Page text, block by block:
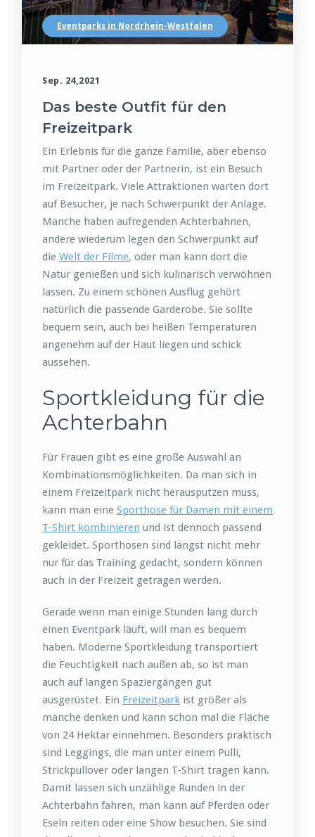
Eventparks in Nordrhein-Westfalen
Sep. 24,2021
Das beste Outfit für den
Freizeitpark
Ein Erlebnis für die ganze Familie, aber ebenso
mit Partner oder der Partnerin, ist ein Besuch
im Freizeitpark. Viele Attraktionen warten dort
auf Besucher, je nach Schwerpunkt der Anlage.
Manche haben aufregenden Achterbahnen,
andere wiederum legen den Schwerpunkt auf
die Welt der Filme, oder man kann dort die
Natur genießen und sich kulinarisch verwöhnen
lassen. Zu einem schönen Ausflug gehört
natürlich die passende Garderobe. Sie sollte
bequem sein, auch bei heißen Temperaturen
angenehm auf der Haut liegen und schick
aussehen.
Sportkleidung für die
Achterbahn
Für Frauen gibt es eine große Auswahl an
Kombinationsmöglichkeiten. Da man sich in
einem Freizeitpark nicht herausputzen muss,
kann man eine Sporthose für Damen mit einem
T-Shirt kombinieren und ist dennoch passend
gekleidet. Sporthosen sind längst nicht mehr
nur für das Training gedacht, sondern können
auch in der Freizeit getragen werden.
Gerade wenn man einige Stunden lang durch
einen Eventpark läuft, will man es bequem
haben. Moderne Sportkleidung transportiert
die Feuchtigkeit nach außen ab, so ist man
auch auf langen Spaziergängen gut
ausgerüstet. Ein Freizeitpark ist größer als
manche denken und kann schon mal die Fläche
von 24 Hektar einnehmen. Besonders praktisch
sind Leggings, die man unter einem Pulli,
Strickpullover oder langen T-Shirt tragen kann.
Damit lassen sich unzählige Runden in der
Achterbahn fahren, man kann auf Pferden oder
Eseln reiten oder eine Show besuchen. Sie sind